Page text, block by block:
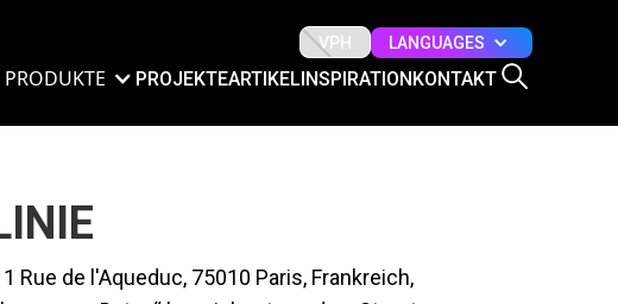
VPH LANGUAGES
PRODUKTE PROJEKTEARTIKELINSPIRATIONKONTAKT
de l'Aqueduc, 75010 Paris, Frankreich,